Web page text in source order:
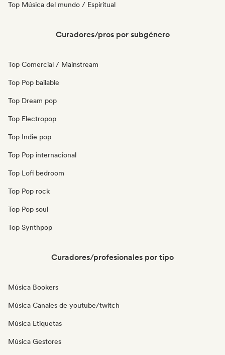
Top Música del mundo / Espiritual
Curadores/pros por subgénero
Top Comercial / Mainstream
Top Pop bailable
Top Dream pop
Top Electropop
Top Indie pop
Top Pop internacional
Top Lofi bedroom
Top Pop rock
Top Pop soul
Top Synthpop
Curadores/profesionales por tipo
Música Bookers
Música Canales de youtube/twitch
Música Etiquetas
Música Gestores